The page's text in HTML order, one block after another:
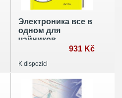
Электроника все в
одном для
чайников
931 Kč
K dispozici